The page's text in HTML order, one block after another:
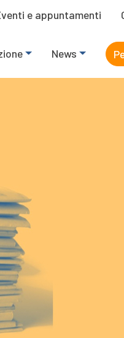
e appuntamenti
News